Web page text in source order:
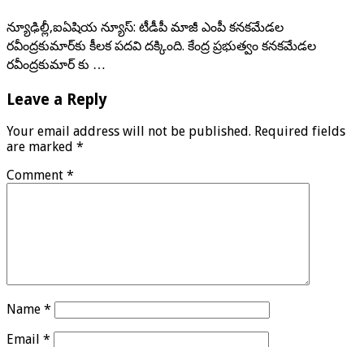
న్యూఢిల్లీ,ఐఏషియ న్యూస్: టీడీపీ మాజీ ఎంపీ కనకమేడల
రవీంద్రకుమార్‌కు కీలక పదవి దక్కింది. కేంద్ర ప్రభుత్వం కనకమేడల
రవీంద్రకుమార్ ‌కు …
Leave a Reply
Your email address will not be published. Required fields
are marked *
Comment *
Name *
Email *